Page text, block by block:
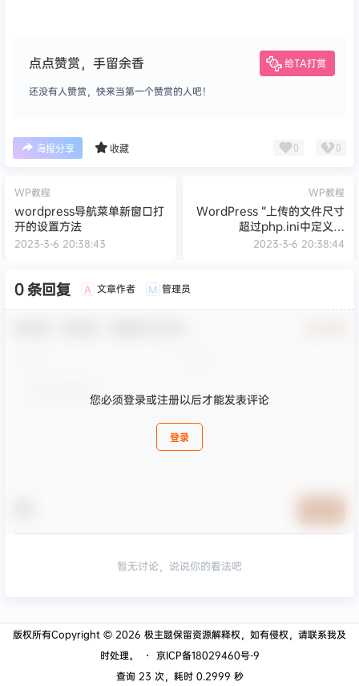
点点赞赏，手留余香 给TA打赏
还没有人赞赏，快来当第一个赞赏的人吧！
海报分享 收藏 0 0
WP教程
wordpress导航菜单新窗口打
开的设置方法
2023-3-6 20:38:43
WP教程
WordPress “上传的文件尺寸
超过php.ini中定义的
upload_max_filesize值。”解
2023-3-6 20:38:44
0 条回复 A 文章作者 M 管理员
您必须登录或注册以后才能发表评论
登录
暂无讨论，说说你的看法吧
版权所有Copyright © 2026 极主题保留资源解释权，如有侵权，请联系我及
时处理。
・ 京ICP备18029460号-9
查询 23 次，耗时 0.2999 秒